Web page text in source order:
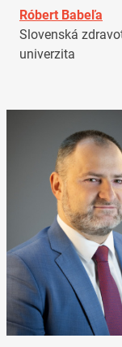
Róbert Babeľa
Slovenská
univerzita